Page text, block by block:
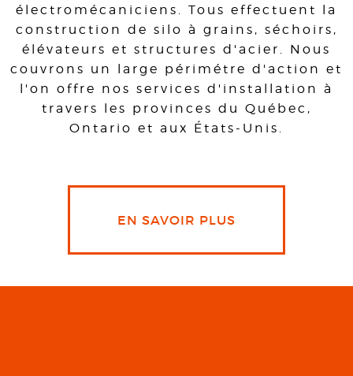
électromécaniciens. Tous effectuent la
construction de silo à grains, séchoirs,
élévateurs et structures d'acier. Nous
couvrons un large périmétre d'action et
l'on offre nos services d'installation à
travers les provinces du Québec,
Ontario et aux États-Unis.
EN SAVOIR PLUS